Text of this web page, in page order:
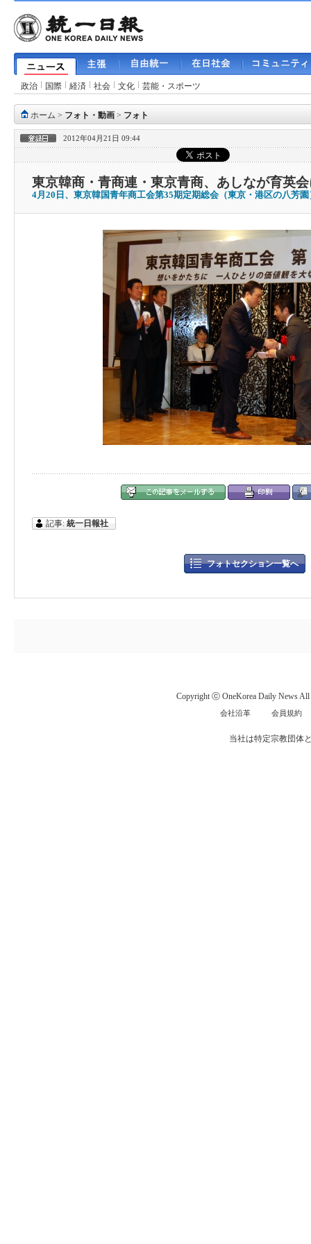
政治 国際 経済 社会 文化 芸能・スポーツ
ホーム > フォト・動画 > フォト
2012年04月21日 09:44
東京韓商・青商連・東京青商、あしなが育英
4月20日、東京韓国青年商工会第35期定期総会（東京・港区の八芳園
記事: 統一日報社
フォトセクション一覧へ
Copyright ⓒ OneKorea Daily News All
会社沿革 会員規約
当社は特定宗教団体